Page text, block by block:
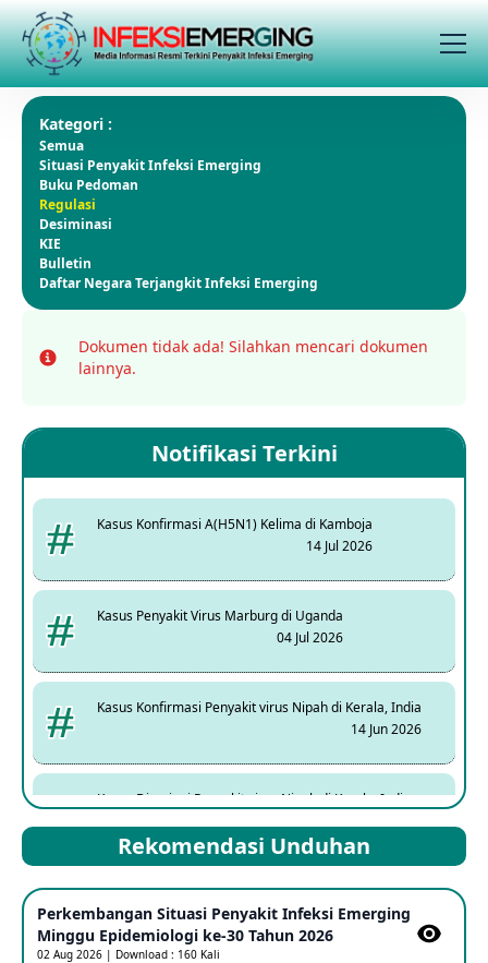
Kategori :
Semua
Situasi Penyakit Infeksi Emerging
Buku Pedoman
Regulasi
Desiminasi
KIE
Bulletin
Daftar Negara Terjangkit Infeksi Emerging
Info
Dokumen tidak ada! Silahkan mencari dokumen
lainnya.
Notifikasi Terkini
Kasus Konfirmasi A(H5N1) Kelima di Kamboja
14 Jul 2026
Kasus Penyakit Virus Marburg di Uganda
04 Jul 2026
Kasus Konfirmasi Penyakit virus Nipah di Kerala, India
14 Jun 2026
Kasus Dicurigai Penyakit virus Nipah di Kerala, India
Mpox Clade 1b di Taiwan
25 May 2026
Rekomendasi Unduhan
Perkembangan Situasi Penyakit Infeksi Emerging
Minggu Epidemiologi ke-30 Tahun 2026
02 Aug 2026 | Download : 160 Kali